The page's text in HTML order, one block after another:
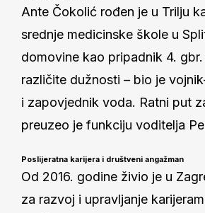
Ante Čokolić rođen je u Trilju
srednje medicinske škole u
domovine kao pripadnik 4.
različite dužnosti – bio je
i zapovjednik voda. Ratni put
preuzeo je funkciju voditelja
Poslijeratna karijera i društveni angažman
Od 2016. godine živio je u
za razvoj i upravljanje